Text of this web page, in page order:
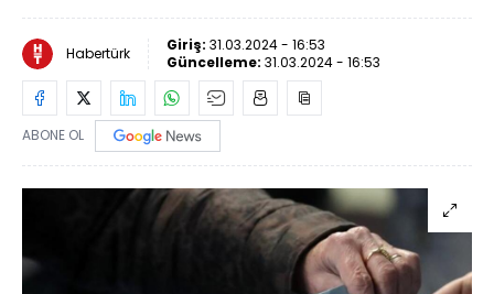
Habertürk Giriş: 31.03.2024 - 16:53
Güncelleme: 31.03.2024 - 16:53
ABONE OL